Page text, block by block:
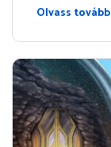
Olvass tovább